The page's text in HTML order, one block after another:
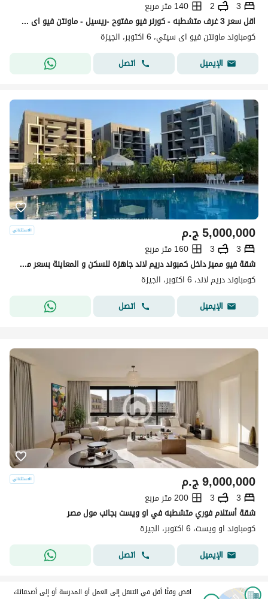
3
2
140 متر مربع
اقل سعر 3 غرف متشطبه - كورنر فيو مفتوح -ريسيل - ماونتن فيو اى سيتى اكتوبر
كومباوند ماونتن فيو اى سيتي، 6 اكتوبر، الجيزة
الإيميل
اتصل
ج.م5,000,000
3
3
160 متر مربع
شقة فيو مميز داخل كمبوند دريم لاند جاهزة للسكن و المعاينة بسعر مش موجود في الماركت
كومباوند دريم لاند، 6 اكتوبر، الجيزة
الإيميل
اتصل
ج.م9,000,000
3
3
200 متر مربع
شقة أستلام فوري متشطبه في او ويست بجانب مول مصر
كومباوند او ويست، 6 اكتوبر، الجيزة
الإيميل
اتصل
اقض وقتًا أقل في التنقل إلى العمل أو المدرسة أو إلى أصدقائك